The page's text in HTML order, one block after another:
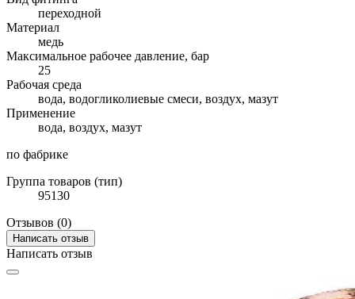
переходной
Материал
медь
Максимальное рабочее давление, бар
25
Рабочая среда
вода, водогликолиевые смеси, воздух, мазут
Применение
вода, воздух, мазут
по фабрике
Группа товаров (тип)
95130
Отзывов (0)
Написать отзыв
Написать отзыв